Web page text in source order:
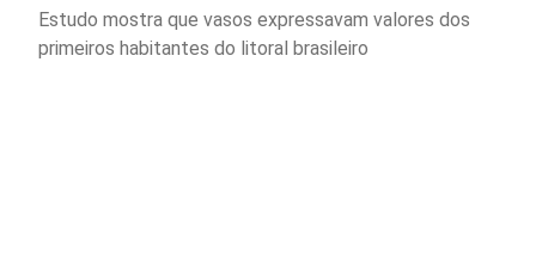
Estudo mostra que vasos expressavam valores dos
primeiros habitantes do litoral brasileiro